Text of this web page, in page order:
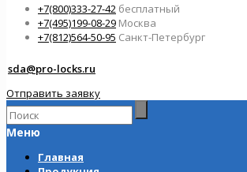
+7(800)333-27-42 бесплатный
+7(495)199-08-29 Москва
+7(812)564-50-95 Санкт-Петербург
sda@pro-locks.ru
Отправить заявку
Меню
Главная